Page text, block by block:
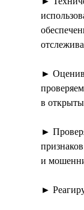
►
в
►
и
►